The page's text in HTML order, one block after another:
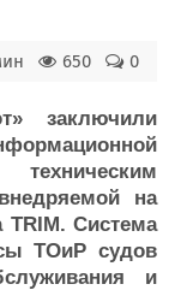
0
650
заключили
на
TRIM. Система
ТОиР судов
и